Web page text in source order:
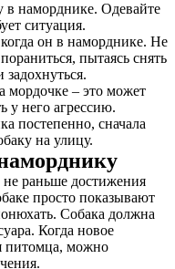
в наморднике. Одевайте
ситуация.
он в наморднике. Не
пытаясь снять
мордочке – это может
у него агрессию.
постепенно, сначала
на улицу.
раньше достижения
просто показывают
Собака должна
Когда новое
питомца, можно